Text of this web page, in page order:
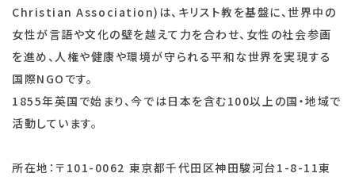
Christian Association)は、キリスト教を基盤に、世界中の
女性が言語や文化の壁を越えて力を合わせ、女性の社会参画
を進め、人権や健康や環境が守られる平和な世界を実現する
国際NGOです。
1855年英国で始まり、今では日本を含む100以上の国・地域で
活動しています。
所在地：〒101-0062 東京都千代田区神田駿河台1-8-11東